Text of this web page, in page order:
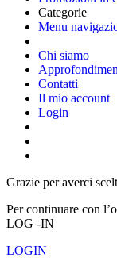
Categorie
Menu
Chi siamo
Contatti
Il mio account
Login
Grazie per averci
Per continuare con
LOG -IN
LOGIN